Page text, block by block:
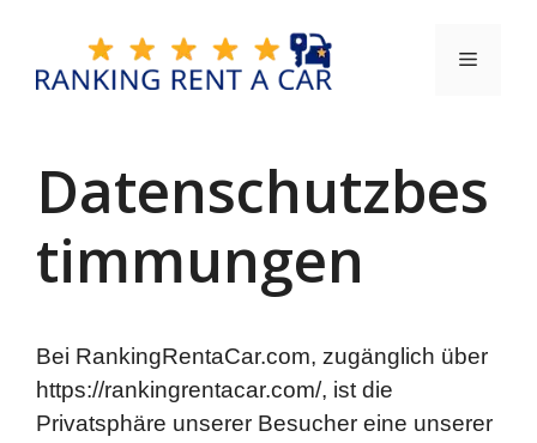
springen
Menü
Datenschutzbes
timmungen
Bei RankingRentaCar.com, zugänglich über
https://rankingrentacar.com/, ist die
Privatsphäre unserer Besucher eine unserer